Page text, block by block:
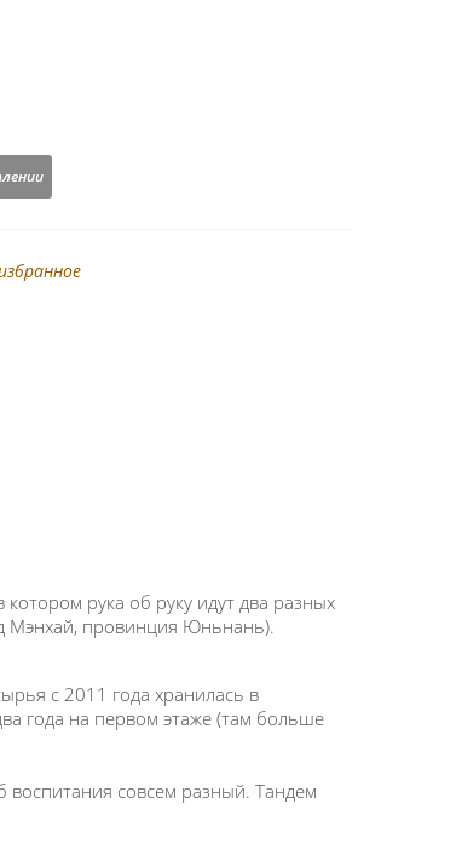
рука об руку идут два разных
Мэнхай, провинция Юньнань).
с 2011 года хранилась в
года на первом этаже (там больше
совсем разный. Тандем